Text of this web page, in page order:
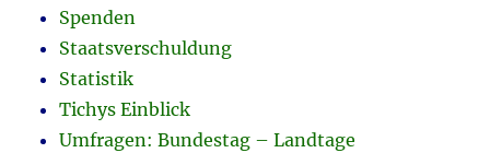
Spenden
Staatsverschuldung
Statistik
Tichys Einblick
Umfragen: Bundestag – Landtage